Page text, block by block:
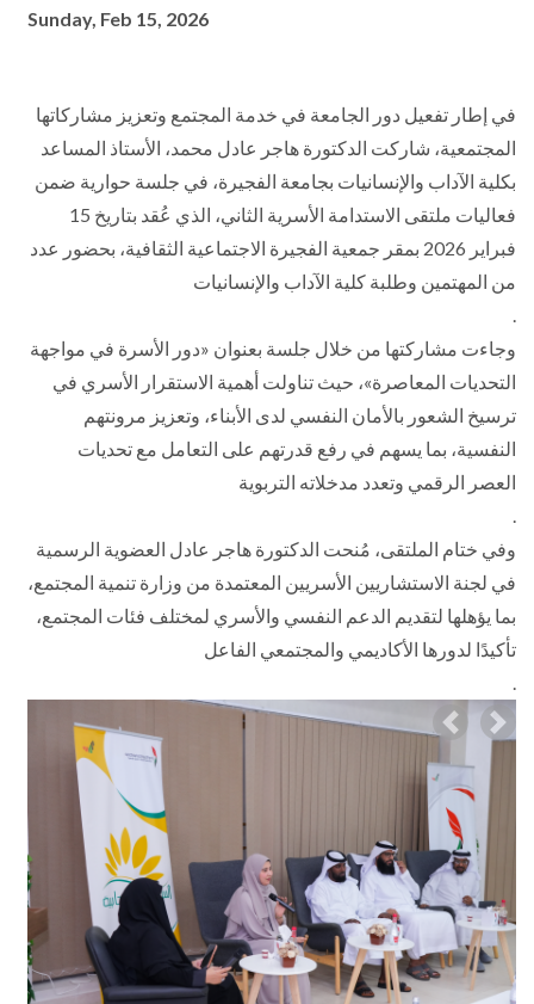
Sunday, Feb 15, 2026
في إطار تفعيل دور الجامعة في خدمة المجتمع وتعزيز مشاركاتها
المجتمعية، شاركت الدكتورة هاجر عادل محمد، الأستاذ المساعد
بكلية الآداب والإنسانيات بجامعة الفجيرة، في جلسة حوارية ضمن
فعاليات ملتقى الاستدامة الأسرية الثاني، الذي عُقد بتاريخ 15
فبراير 2026 بمقر جمعية الفجيرة الاجتماعية الثقافية، بحضور عدد
من المهتمين وطلبة كلية الآداب والإنسانيات
.
وجاءت مشاركتها من خلال جلسة بعنوان «دور الأسرة في مواجهة
التحديات المعاصرة»، حيث تناولت أهمية الاستقرار الأسري في
ترسيخ الشعور بالأمان النفسي لدى الأبناء، وتعزيز مرونتهم
النفسية، بما يسهم في رفع قدرتهم على التعامل مع تحديات
العصر الرقمي وتعدد مدخلاته التربوية
.
وفي ختام الملتقى، مُنحت الدكتورة هاجر عادل العضوية الرسمية
في لجنة الاستشاريين الأسريين المعتمدة من وزارة تنمية المجتمع،
بما يؤهلها لتقديم الدعم النفسي والأسري لمختلف فئات المجتمع،
تأكيدًا لدورها الأكاديمي والمجتمعي الفاعل
.
Previous